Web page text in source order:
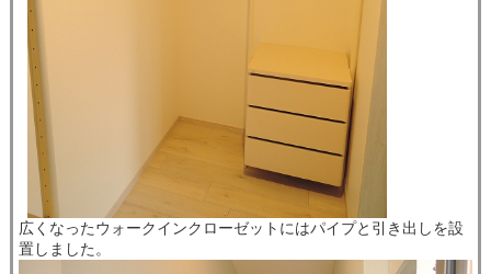
広くなったウォークインクローゼットにはパイプと引き出しを設
置しました。